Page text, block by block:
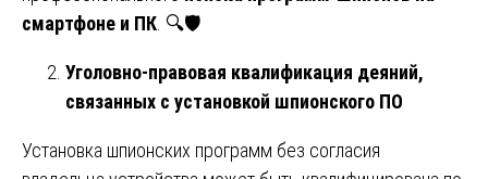
смартфоне и ПК . 🔍🛡️
Уголовно-правовая квалификация деяний,
связанных с установкой шпионского ПО
Установка шпионских программ без согласия